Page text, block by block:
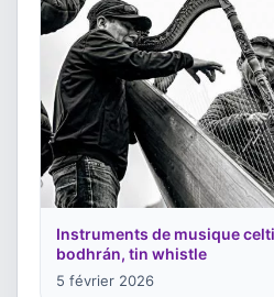
Instruments de musique
bodhrán, tin whistle
5 février 2026